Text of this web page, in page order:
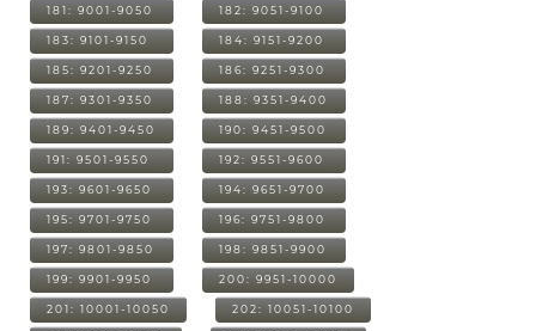
181: 9001-9050 182: 9051-9100
183: 9101-9150 184: 9151-9200
185: 9201-9250 186: 9251-9300
187: 9301-9350 188: 9351-9400
189: 9401-9450 190: 9451-9500
191: 9501-9550 192: 9551-9600
193: 9601-9650 194: 9651-9700
195: 9701-9750 196: 9751-9800
197: 9801-9850 198: 9851-9900
199: 9901-9950 200: 9951-10000
201: 10001-10050 202: 10051-10100